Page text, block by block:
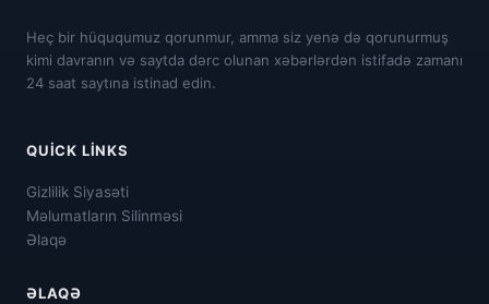
Heç bir hüququmuz qorunmur, amma siz yenə də qorunurmuş
kimi davranın və saytda dərc olunan xəbərlərdən istifadə zamanı
24 saat saytına istinad edin.
QUICK LINKS
Gizlilik Siyasəti
Məlumatların Silinməsi
Əlaqə
ƏLAQƏ